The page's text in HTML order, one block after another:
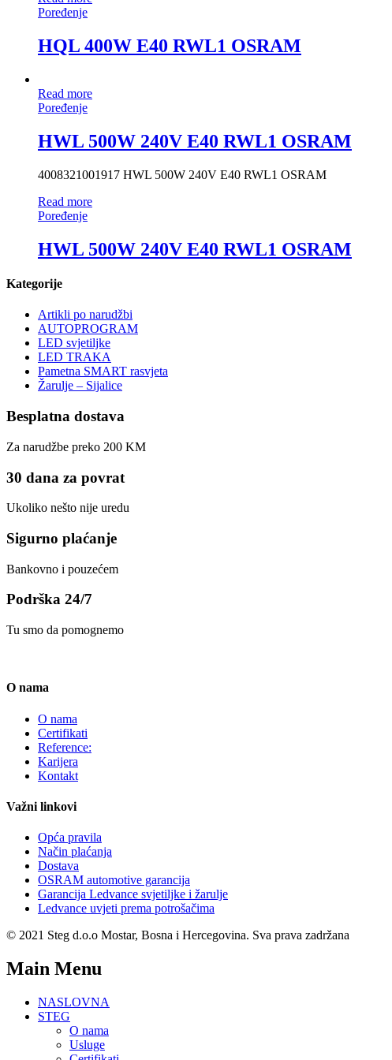
Poređenje
HQL 400W E40 RWL1 OSRAM
Read more
Poređenje
HWL 500W 240V E40 RWL1 OSRAM
4008321001917 HWL 500W 240V E40 RWL1 OSRAM
Read more
Poređenje
HWL 500W 240V E40 RWL1 OSRAM
Kategorije
Artikli po narudžbi
AUTOPROGRAM
LED svjetiljke
LED TRAKA
Pametna SMART rasvjeta
Žarulje – Sijalice
Besplatna dostava
Za narudžbe preko 200 KM
30 dana za povrat
Ukoliko nešto nije uredu
Sigurno plaćanje
Bankovno i pouzećem
Podrška 24/7
Tu smo da pomognemo
O nama
O nama
Certifikati
Reference:
Karijera
Kontakt
Važni linkovi
Opća pravila
Način plaćanja
Dostava
OSRAM automotive garancija
Garancija Ledvance svjetiljke i žarulje
Ledvance uvjeti prema potrošačima
© 2021 Steg d.o.o Mostar, Bosna i Hercegovina. Sva prava zadržana
Main Menu
NASLOVNA
STEG
O nama
Usluge